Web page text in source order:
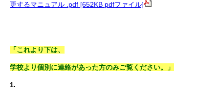
更するマニュアル .pdf [652KB pdfファイル]
「これより下は、
学校より個別に連絡があった方のみご覧ください。」
1.